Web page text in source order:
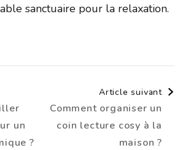
sanctuaire pour la relaxation.
un
?
Article suivant
Comment organiser un
coin lecture cosy à la
maison ?